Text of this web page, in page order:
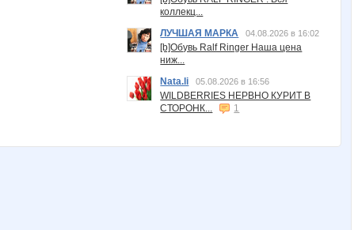
коллекц...
ЛУЧШАЯ МАРКА
04.08.2026 в 16:02
[b]Обувь Ralf Ringer Наша цена
ниж...
Nata.li
05.08.2026 в 16:56
WILDBERRIES НЕРВНО КУРИТ В
СТОРОНК...
1